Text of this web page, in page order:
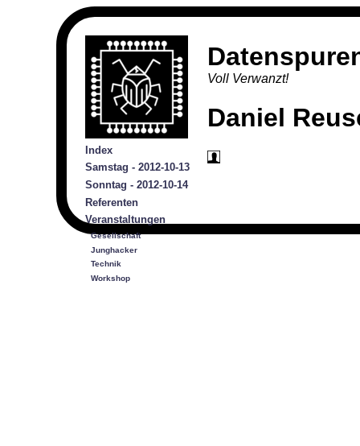
Index
Samstag - 2012-10-13
Sonntag - 2012-10-14
Referenten
Veranstaltungen
Gesellschaft
Junghacker
Technik
Workshop
Voll Verwanzt!
Daniel